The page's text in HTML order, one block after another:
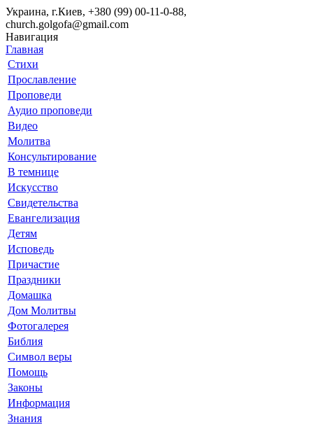
Украина, г.Киев, +380 (99) 00-11-0-88,
church.golgofa@gmail.com
Навигация
Главная
Стихи
Прославление
Проповеди
Аудио проповеди
Видео
Молитва
Консультирование
В темнице
Искусство
Свидетельства
Евангелизация
Детям
Исповедь
Причастие
Праздники
Домашка
Дом Молитвы
Фотогалерея
Библия
Символ веры
Помощь
Законы
Информация
Знания